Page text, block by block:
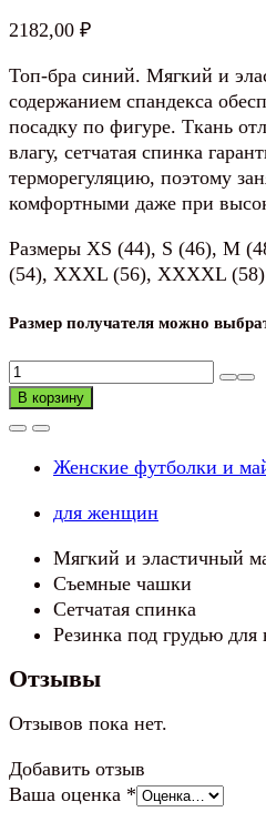
2182,00 ₽
Топ-бра синий. Мягкий и
содержанием спандекса
посадку по фигуре. Ткань
влагу, сетчатая спинка
терморегуляцию, поэтому
комфортными даже при
Размеры XS (44), S (46), M
(54), XXXL (56), XXXXL (58)
Размер получателя можно
Количество
товара
Топ-
синий
В корзину
Женские футболки и
для женщин
Мягкий и эластичный
Съемные чашки
Сетчатая спинка
Резинка под грудью
Отзывы
Отзывов пока нет.
Добавить отзыв
Ваша оценка *